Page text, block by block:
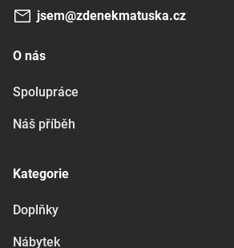
jsem@zdenekmatuska.cz
O nás
Spolupráce
Náš příběh
Kategorie
Doplňky
Nábytek